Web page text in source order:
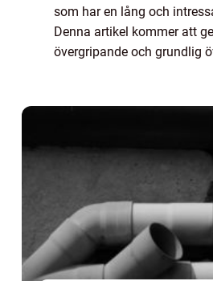
som har en lång och
Denna artikel kommer att
övergripande och grundlig